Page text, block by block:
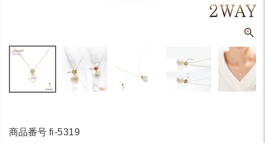
商品番号 fi-5319